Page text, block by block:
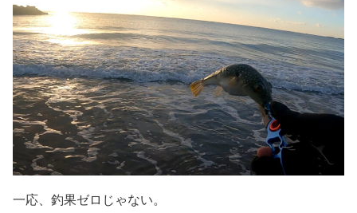
一応、釣果ゼロじゃない。